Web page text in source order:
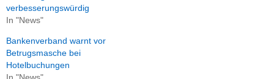
verbesserungswürdig
In "News"
Bankenverband warnt vor
Betrugsmasche bei
Hotelbuchungen